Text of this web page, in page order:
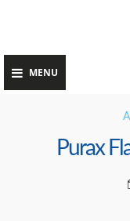
content
MENU
Purax